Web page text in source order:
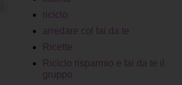
riciclo
arredare col fai da te
Ricette
Riciclo risparmio e fai da te il
gruppo